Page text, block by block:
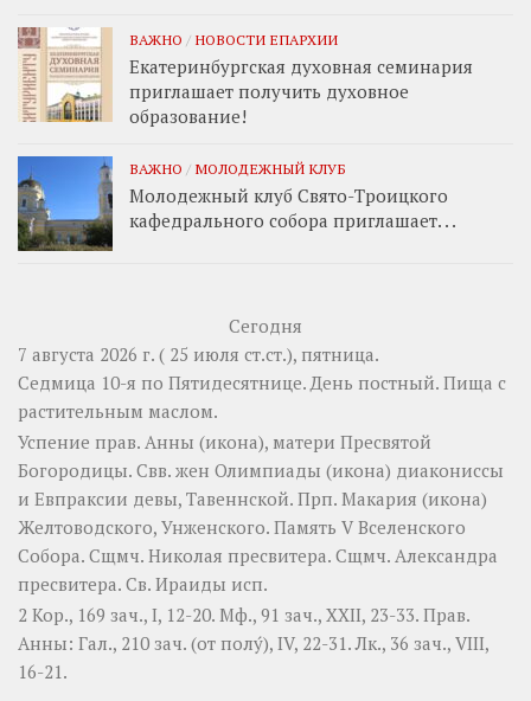
ВАЖНО / НОВОСТИ ЕПАРХИИ
Екатеринбургская духовная семинария
приглашает получить духовное
образование!
ВАЖНО / МОЛОДЕЖНЫЙ КЛУБ
Молодежный клуб Свято-Троицкого
кафедрального собора приглашает. . .
Сегодня
7 августа 2026 г. ( 25 июля ст.ст.), пятница.
Седмица 10-я по Пятидесятнице. День постный. Пища с
растительным маслом.
Успение прав. Анны (икона), матери Пресвятой
Богородицы. Свв. жен Олимпиады (икона) диакониссы
и Евпраксии девы, Тавеннской. Прп. Макария (икона)
Желтоводского, Унженского. Память V Вселенского
Собора. Сщмч. Николая пресвитера. Сщмч. Александра
пресвитера. Св. Ираиды исп.
2 Кор., 169 зач., I, 12-20. Мф., 91 зач., XXII, 23-33. Прав.
Анны: Гал., 210 зач. (от полу́), IV, 22-31. Лк., 36 зач., VIII,
16-21.